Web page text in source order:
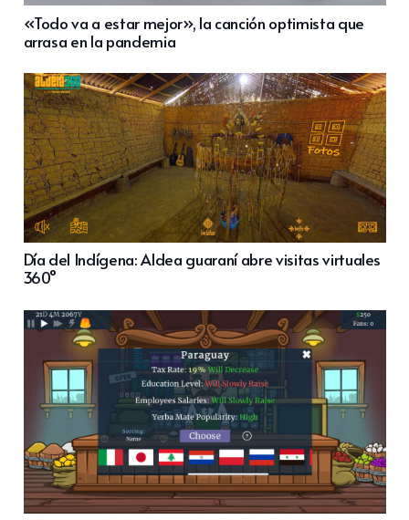
«Todo va a estar mejor», la canción optimista que
arrasa en la pandemia
Día del Indígena: Aldea guaraní abre visitas virtuales
360°